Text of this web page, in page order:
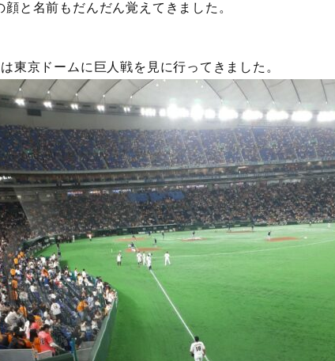
顔と名前もだんだん覚えてきました。
東京ドームに巨人戦を見に行ってきました。